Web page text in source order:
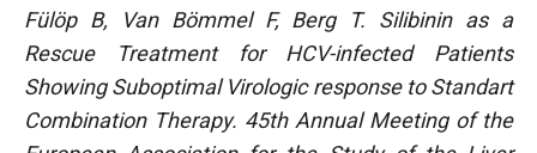
Fülöp B, Van Bömmel F, Berg T. Silibinin as a
Rescue Treatment for HCV-infected Patients
Showing Suboptimal Virologic response to Standart
Combination Therapy. 45th Annual Meeting of the